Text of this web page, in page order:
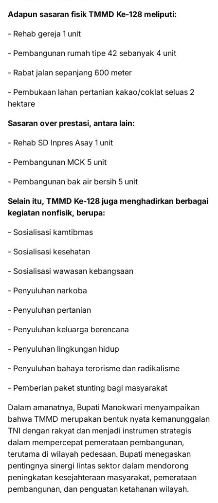
Adapun sasaran fisik TMMD Ke-128 meliputi:
- Rehab gereja 1 unit
- Pembangunan rumah tipe 42 sebanyak 4 unit
- Rabat jalan sepanjang 600 meter
- Pembukaan lahan pertanian kakao/coklat seluas 2
hektare
Sasaran over prestasi, antara lain:
- Rehab SD Inpres Asay 1 unit
- Pembangunan MCK 5 unit
- Pembangunan bak air bersih 5 unit
Selain itu, TMMD Ke-128 juga menghadirkan berbagai
kegiatan nonfisik, berupa:
- Sosialisasi kamtibmas
- Sosialisasi kesehatan
- Sosialisasi wawasan kebangsaan
- Penyuluhan narkoba
- Penyuluhan pertanian
- Penyuluhan keluarga berencana
- Penyuluhan lingkungan hidup
- Penyuluhan bahaya terorisme dan radikalisme
- Pemberian paket stunting bagi masyarakat
Dalam amanatnya, Bupati Manokwari menyampaikan
bahwa TMMD merupakan bentuk nyata kemanunggalan
TNI dengan rakyat dan menjadi instrumen strategis
dalam mempercepat pemerataan pembangunan,
terutama di wilayah pedesaan. Bupati menegaskan
pentingnya sinergi lintas sektor dalam mendorong
peningkatan kesejahteraan masyarakat, pemerataan
pembangunan, dan penguatan ketahanan wilayah.